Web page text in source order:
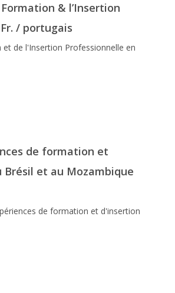
& l’Insertion
/ portugais
de l'Insertion Professionnelle en
de formation et
Brésil et au Mozambique
de formation et d'insertion